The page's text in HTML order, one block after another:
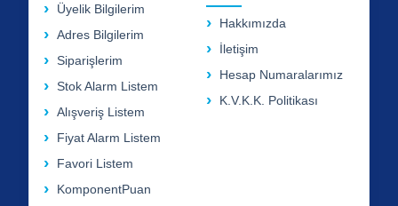
Üyelik Bilgilerim
Adres Bilgilerim
Siparişlerim
Stok Alarm Listem
Alışveriş Listem
Fiyat Alarm Listem
Favori Listem
KomponentPuan
Hakkımızda
İletişim
Hesap Numaralarımız
K.V.K.K. Politikası